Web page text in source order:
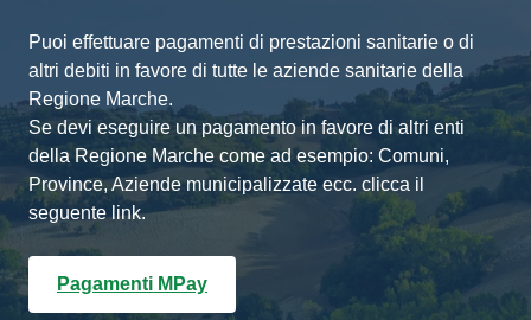
Puoi effettuare pagamenti di prestazioni sanitarie o di
altri debiti in favore di tutte le aziende sanitarie della
Regione Marche.
Se devi eseguire un pagamento in favore di altri enti
della Regione Marche come ad esempio: Comuni,
Province, Aziende municipalizzate ecc. clicca il
seguente link.
Pagamenti MPay